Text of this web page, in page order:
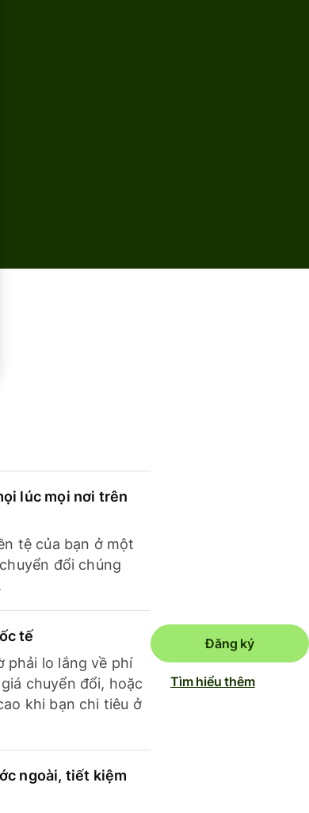
lúc mọi nơi trên
tệ của bạn ở một
đổi chúng
tế
phải lo lắng về phí
chuyển đổi, hoặc
khi bạn chi tiêu ở
ngoài, tiết kiệm
Đăng ký
Tìm hiểu thêm